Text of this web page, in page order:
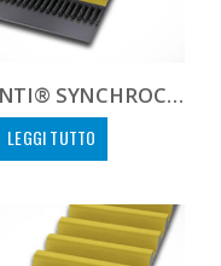
CONTI® SYNCHROCHAIN CARBON CTD 14M 1302 37 C
LEGGI TUTTO